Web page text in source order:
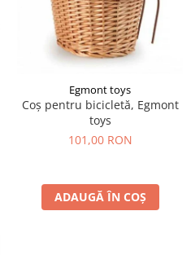
Egmont toys
Coș pentru bicicletă, Egmont
toys
101,00 RON
ADAUGĂ ÎN COȘ